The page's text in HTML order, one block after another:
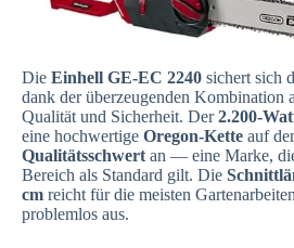
Die Einhell GE-EC 2240 sichert sich
dank der überzeugenden Kombination
Qualität und Sicherheit. Der2.200-
eine hochwertige Oregon-Kette auf
Qualitätsschwert an — eine Marke,
Bereich als Standard gilt. Die
cm reicht für die meisten
problemlos aus.